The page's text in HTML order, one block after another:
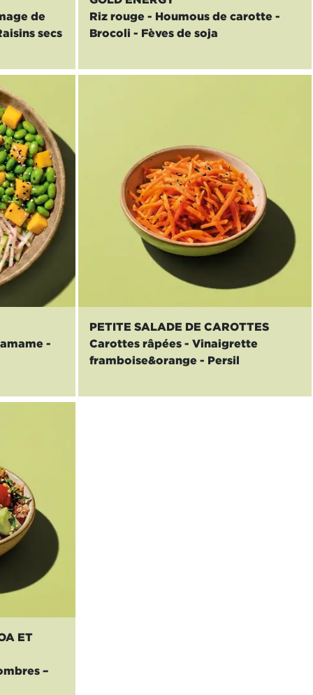
de
secs
Riz rouge - Houmous de carotte -
Brocoli - Fèves de soja
-
PETITE SALADE DE CAROTTES
Carottes râpées - Vinaigrette
framboise&orange - Persil
ET
–